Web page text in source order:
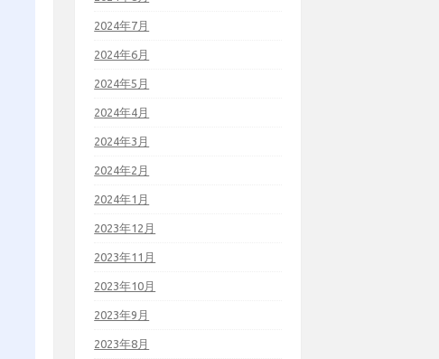
2024年7月
2024年6月
2024年5月
2024年4月
2024年3月
2024年2月
2024年1月
2023年12月
2023年11月
2023年10月
2023年9月
2023年8月